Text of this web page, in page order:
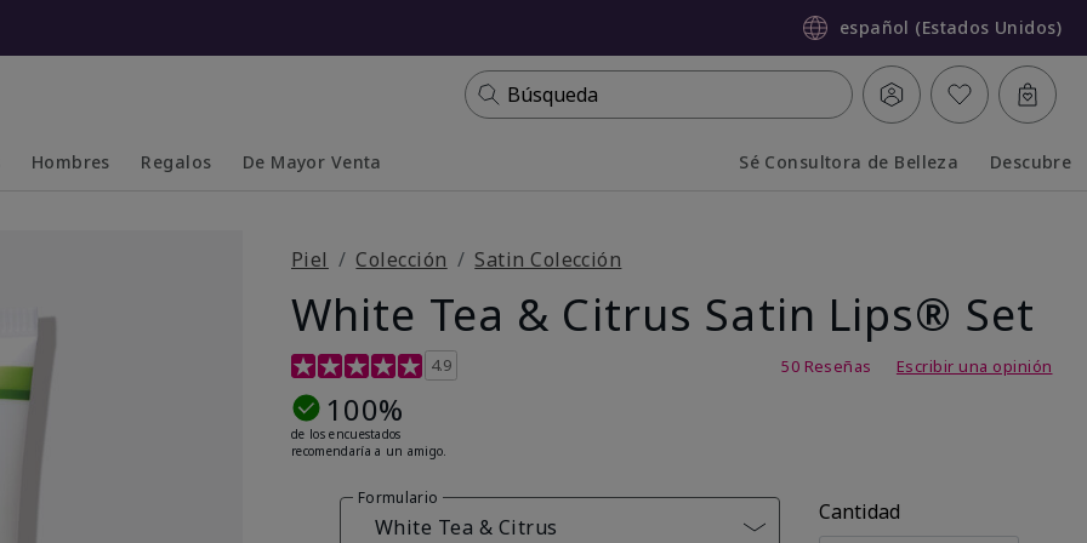
español (Estados Unidos)
Búsqueda
Hombres Regalos De Mayor Venta Sé Consultora de Belleza Descubre
Piel Colección Satin Colección
White Tea & Citrus Satin Lips® Set
Calificación de clientes de 4,7 de 5
4.9 50 Reseñas Escribir una opinión
100%
de los encuestados
recomendaría a un amigo.
Formulario
White Tea & Citrus
Cantidad